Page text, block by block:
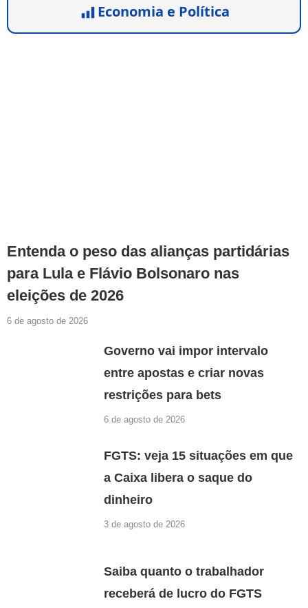
Economia e Política
Entenda o peso das alianças partidárias
para Lula e Flávio Bolsonaro nas
eleições de 2026
6 de agosto de 2026
Governo vai impor intervalo
entre apostas e criar novas
restrições para bets
6 de agosto de 2026
FGTS: veja 15 situações em que
a Caixa libera o saque do
dinheiro
3 de agosto de 2026
Saiba quanto o trabalhador
receberá de lucro do FGTS